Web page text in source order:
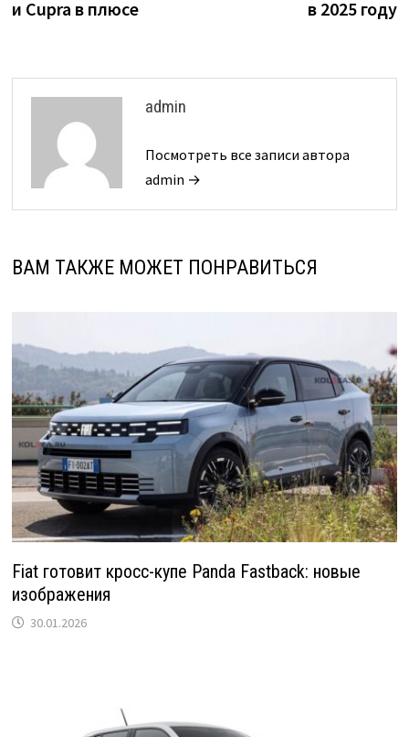
и Cupra в плюсе
в 2025 году
admin
Посмотреть все записи автора
admin →
ВАМ ТАКЖЕ МОЖЕТ ПОНРАВИТЬСЯ
Fiat готовит кросс-купе Panda Fastback: новые
изображения
30.01.2026